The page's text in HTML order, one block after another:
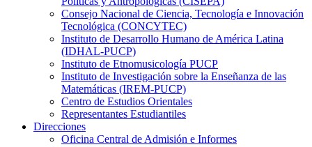
Consejo Nacional de Ciencia, Tecnología e Innovación
Tecnológica (CONCYTEC)
Instituto de Desarrollo Humano de América Latina
(IDHAL-PUCP)
Instituto de Etnomusicología PUCP
Instituto de Investigación sobre la Enseñanza de las
Matemáticas (IREM-PUCP)
Centro de Estudios Orientales
Representantes Estudiantiles
Direcciones
Oficina Central de Admisión e Informes